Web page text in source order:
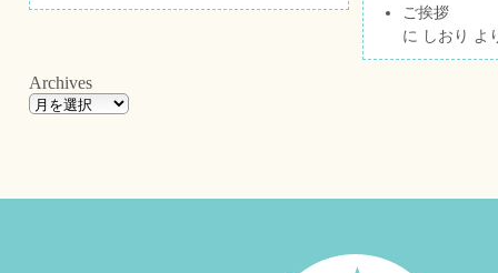
ご挨拶
に しおり よ
Archives